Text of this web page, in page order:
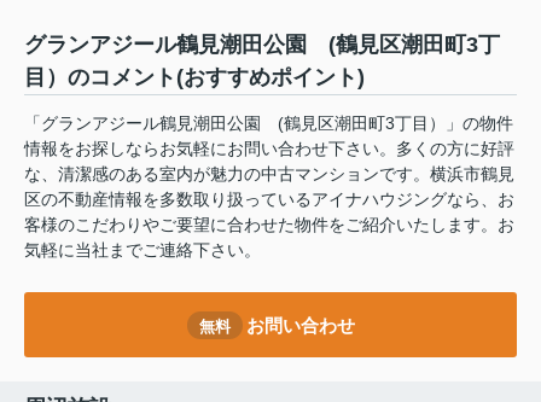
グランアジール鶴見潮田公園 (鶴見区潮田町3丁
目）のコメント(おすすめポイント)
「グランアジール鶴見潮田公園 (鶴見区潮田町3丁目）」の物件
情報をお探しならお気軽にお問い合わせ下さい。多くの方に好評
な、清潔感のある室内が魅力の中古マンションです。横浜市鶴見
区の不動産情報を多数取り扱っているアイナハウジングなら、お
客様のこだわりやご要望に合わせた物件をご紹介いたします。お
気軽に当社までご連絡下さい。
無料 お問い合わせ